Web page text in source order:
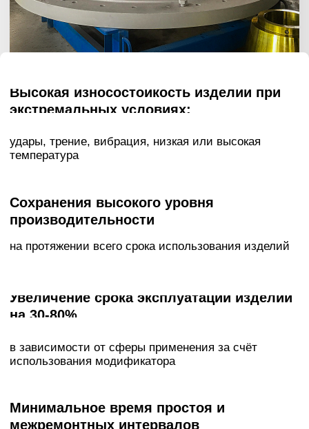
16949 для контроля качества продукции на всех
этапах: от изготовления моделей до финишной
механической обработки.
производства, твердомеры, металлография, а также
возможность использовать мокрую химию и
измерители физико-механических свойств
продукции как на этапе производства, так и в
испытания в аккредитованных производственно-
испытательных лабораториях. Это даёт нам